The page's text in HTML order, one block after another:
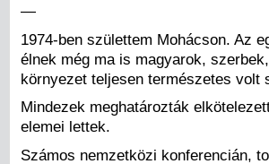
—
1974-ben születtem Mohácson. Az
élnek még ma is magyarok,
környezet teljesen természetes volt
Mindezek meghatározták
elemei lettek.
Számos nemzetközi konferencián,